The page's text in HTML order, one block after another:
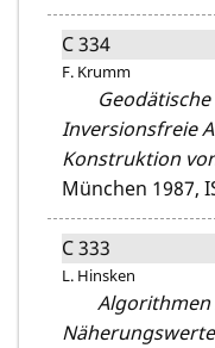
C 334
F. Krumm
Inversionsfreie
Konstruktion
München 1987,
C 333
L. Hinsken
Algorithmen